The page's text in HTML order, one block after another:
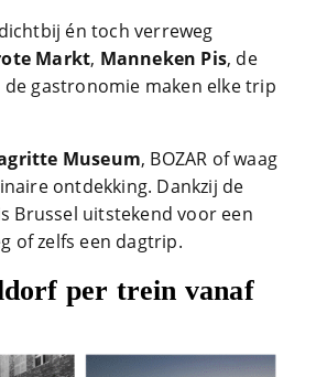
én toch verreweg
Markt, Manneken Pis, de
gastronomie maken elke trip
Museum, BOZAR of waag
ontdekking. Dankzij de
Brussel uitstekend voor een
of zelfs een dagtrip.
per trein vanaf